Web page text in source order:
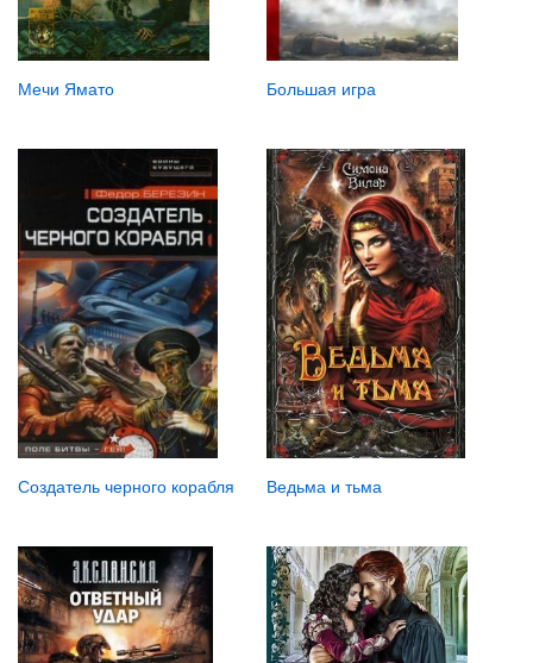
Мечи Ямато Большая игра
Создатель черного корабля Ведьма и тьма